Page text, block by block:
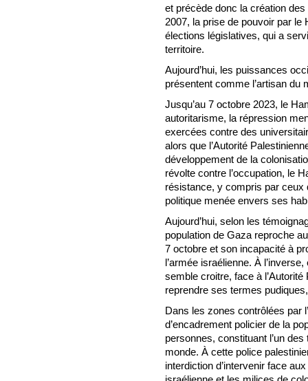
et précède donc la création
2007, la prise de pouvoir par
élections législatives, qui a
territoire.
Aujourd’hui, les puissances
présentent comme l’artisan du
Jusqu’au 7 octobre 2023, le
autoritarisme, la répression
exercées contre des
alors que l’Autorité
développement de la
révolte contre l’occupation, le
résistance, y compris par ceux
politique menée envers ses
Aujourd’hui, selon les
population de Gaza reproche
7 octobre et son incapacité à
l’armée israélienne. À
semble croitre, face à
reprendre ses termes
Dans les zones contrôlées par
d’encadrement policier de la
personnes, constituant l’un
monde. À cette police
interdiction d’intervenir face